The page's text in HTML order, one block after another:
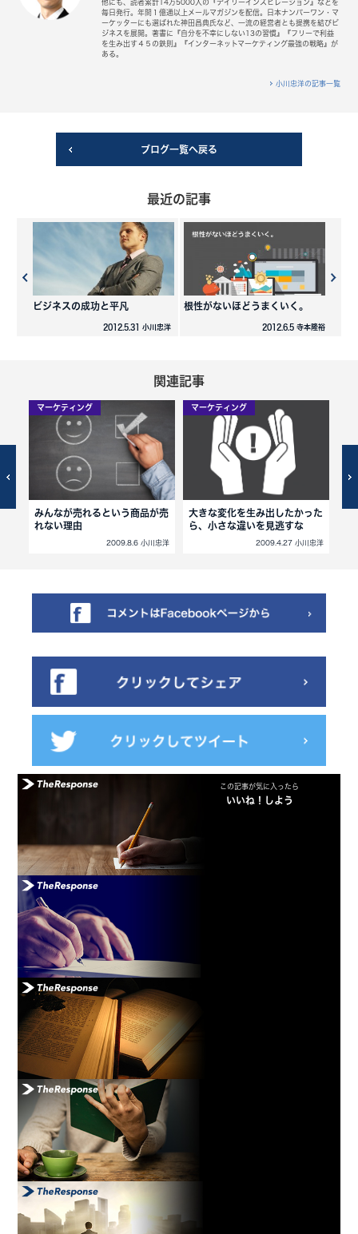
他にも、読者累計14万5000人の『デイリーインスピレーション』などを
毎日発行。年間１億通以上メールマガジンを配信。日本ナンバーワン・マ
ーケッターにも選ばれた神田昌典氏など、一流の経営者とも提携を結びビ
ジネスを展開。著書に『自分を不幸にしない13の習慣』『フリーで利益
を生み出す４５の鉄則』『インターネットマーケティング最強の戦略』が
ある。
小川忠洋の記事一覧
ブログ一覧へ戻る
最近の記事
ビジネスの成功と平凡
2012.5.31 小川忠洋
根性がないほどうまくいく。
2012.6.5 寺本隆裕
関連記事
マーケティング
みんなが売れるという商品が売
れない理由
2009.8.6 小川忠洋
マーケティング
大きな変化を生み出したかった
ら、小さな違いを見逃すな
2009.4.27 小川忠洋
この記事が気に入ったら
いいね！しよう